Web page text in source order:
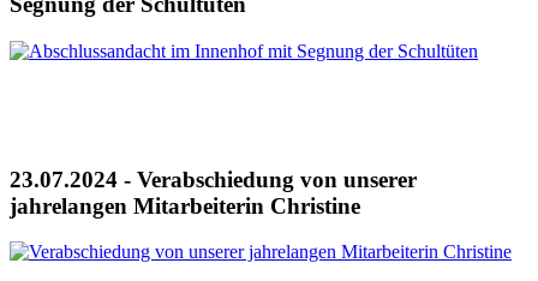
23.07.2024 - Verabschiedung von unserer
jahrelangen Mitarbeiterin Christine